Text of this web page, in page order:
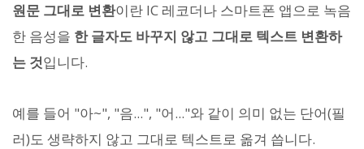
원문 그대로 변환이란 IC 레코더나 스마트폰 앱으로 녹음
한 음성을 한 글자도 바꾸지 않고 그대로 텍스트 변환하
는 것입니다.
예를 들어 "아~", "음...", "어..."와 같이 의미 없는 단어(필
러)도 생략하지 않고 그대로 텍스트로 옮겨 씁니다.